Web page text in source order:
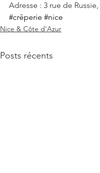
Adresse : 3 rue de
#crêperie #nice
Nice & Côte d'Azur
Posts récents